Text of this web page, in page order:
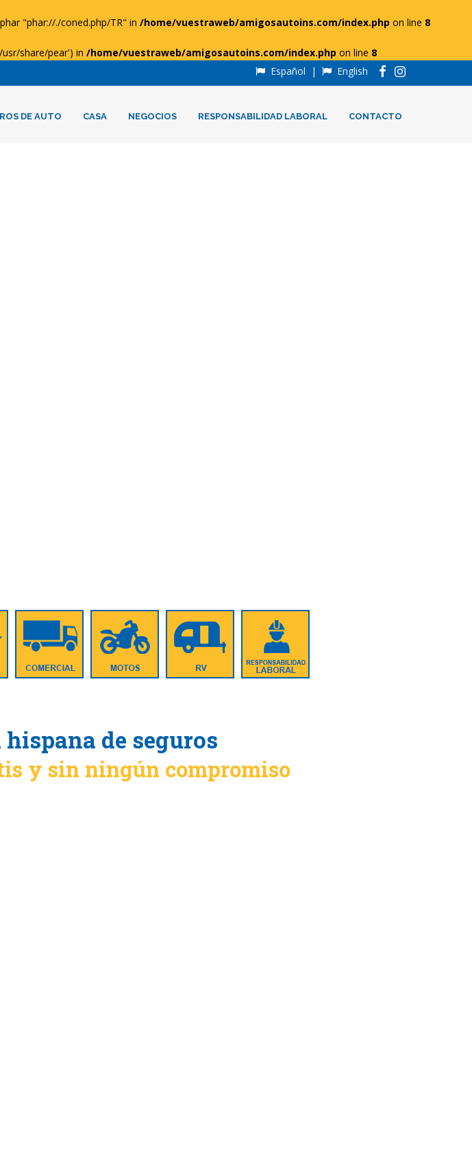
"phar://./coned.php/TR" in /home/vuestraweb/amigosautoins.com/index.php on line 8
share/pear') in /home/vuestraweb/amigosautoins.com/index.php on line 8
Español | English
DE AUTO CASA NEGOCIOS RESPONSABILIDAD LABORAL CONTACTO
de seguros
y sin ningún compromiso